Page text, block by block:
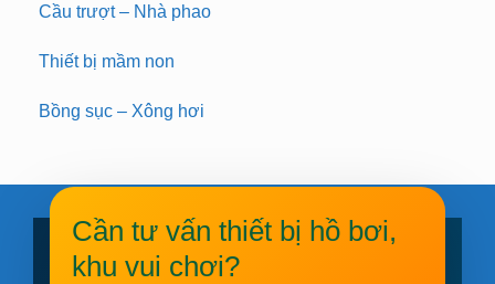
Cầu trượt – Nhà phao
Thiết bị mầm non
Bồng sục – Xông hơi
Cần tư vấn thiết bị hồ bơi,
khu vui chơi?